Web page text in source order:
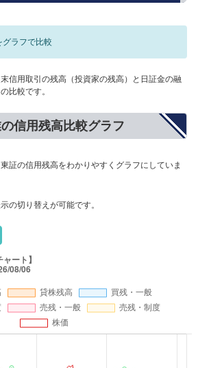
ラフで比較
信用取引の残高（投資家の残高）と日証金の融
比較です。
信用残高比較グラフ
証の信用残高をわかりやすくグラフにしていま
の切り替えが可能です。